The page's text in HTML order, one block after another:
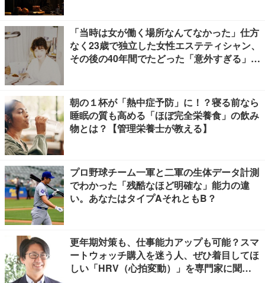
「当時は女が働く場所なんてなかった」仕方
なく23歳で独立した女性エステティシャン、
その後の40年間でたどった「意外すぎる」紆
朝の１杯が「熱中症予防」に！？寝る前なら
睡眠の質も高める「ほぼ完全栄養食」の飲み
物とは？【管理栄養士が教える】
プロ野球チーム一軍と二軍の生体データ計測
でわかった「残酷なほど明確な」能力の違
い。あなたはタイプAそれともB？
更年期対策も、仕事能力アップも可能？スマ
ートウォッチ購入を迷う人、ぜひ着目してほ
しい「HRV（心拍変動）」を専門家に聞き